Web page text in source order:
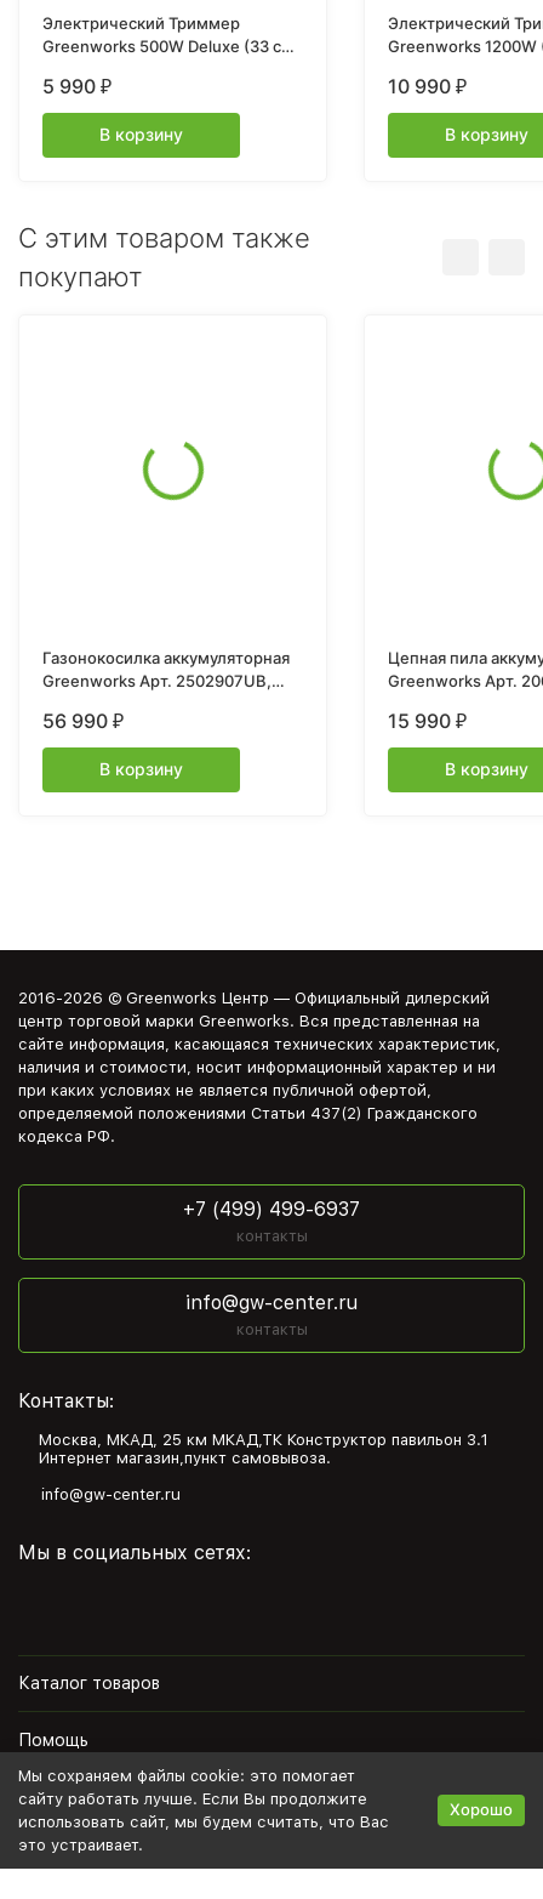
Электрический Триммер
Greenworks 500W Deluxe (33 см)
5 990 ₽
В корзину
Электрический
Greenworks 1200W
10 990 ₽
В корзину
C этим товаром также
покупают
Газонокосилка аккумуляторная
Greenworks Арт. 2502907UB,
бесщеточная, с 1хАКБ 4 Ач. и ЗУ
56 990 ₽
В корзину
Цепная пила
Greenworks Арт.
15 990 ₽
В корзину
2016-2026 © Greenworks Центр — Официальный дилерский
центр торговой марки Greenworks. Вся представленная на
сайте информация, касающаяся технических характеристик,
наличия и стоимости, носит информационный характер и ни
при каких условиях не является публичной офертой,
определяемой положениями Статьи 437(2) Гражданского
кодекса РФ.
+7 (499) 499-6937
контакты
info@gw-center.ru
контакты
Контакты:
Москва, МКАД, 25 км МКАД,ТК Конструктор павильон З.1
Интернет магазин,пункт самовывоза.
info@gw-center.ru
Мы в социальных сетях:
Каталог товаров
Помощь
Информация
Политика персональных данных
Мы сохраняем файлы cookie: это помогает
сайту работать лучше. Если Вы продолжите
использовать сайт, мы будем считать, что Вас
это устраивает.
Хорошо